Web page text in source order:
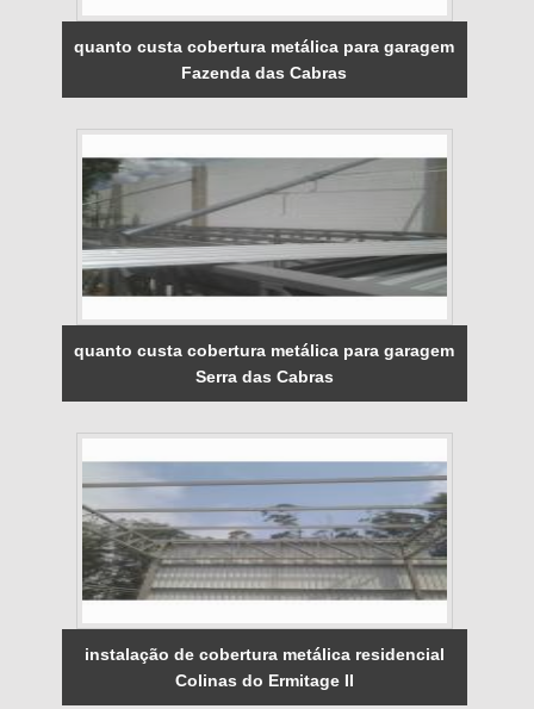
quanto custa cobertura metálica para garagem
Fazenda das Cabras
quanto custa cobertura metálica para garagem
Serra das Cabras
instalação de cobertura metálica residencial
Colinas do Ermitage II